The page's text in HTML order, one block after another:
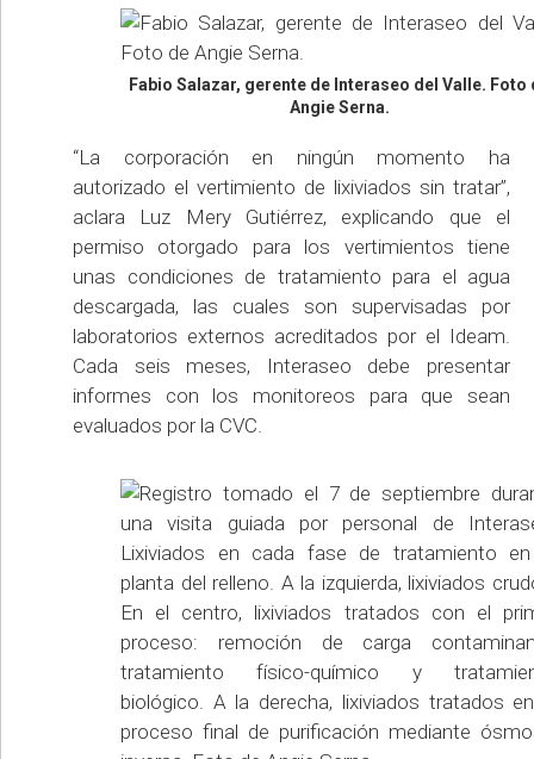
Fabio Salazar, gerente de Interaseo del Valle. Foto
Angie Serna.
“La corporación en ningún momento ha
autorizado el vertimiento de lixiviados sin tratar”,
aclara Luz Mery Gutiérrez, explicando que el
permiso otorgado para los vertimientos tiene
unas condiciones de tratamiento para el agua
descargada, las cuales son supervisadas por
laboratorios externos acreditados por el Ideam.
Cada seis meses, Interaseo debe presentar
informes con los monitoreos para que sean
evaluados por la CVC.